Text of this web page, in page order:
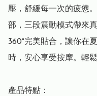
壓，舒緩每一次的疲憊
部，三段震動模式帶來
360°完美貼合，讓你在
時，安心享受按摩。輕
產品特點：